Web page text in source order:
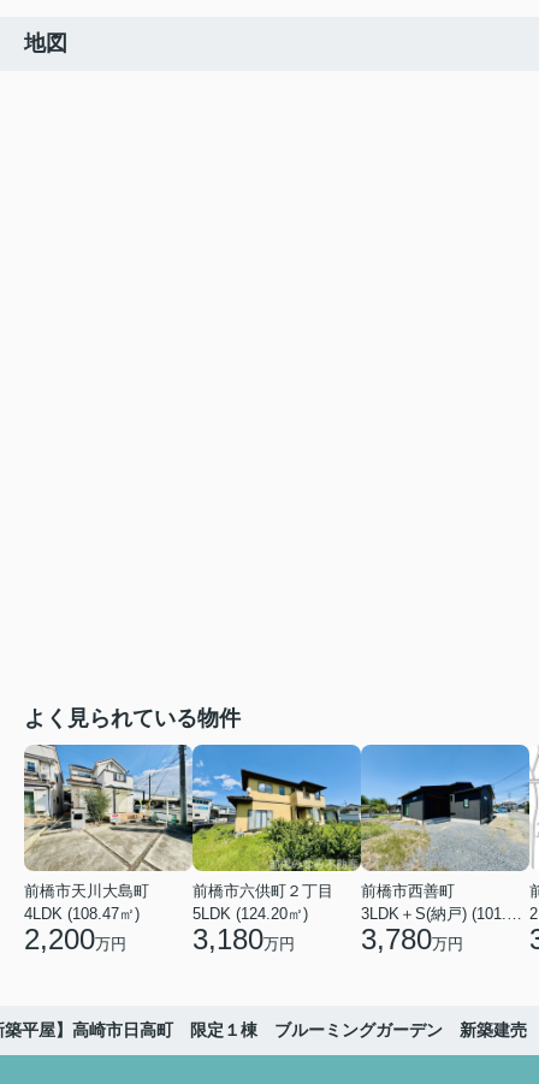
地図
よく見られている物件
前橋市天川大島町
4LDK (108.47㎡)
2,200万円
前橋市六供町２丁目
5LDK (124.20㎡)
3,180万円
前橋市西善町
3LDK＋S(納戸) (101.02㎡)
3,780万円
築平屋】高崎市日高町 限定１棟 ブルーミングガーデン 新築建売